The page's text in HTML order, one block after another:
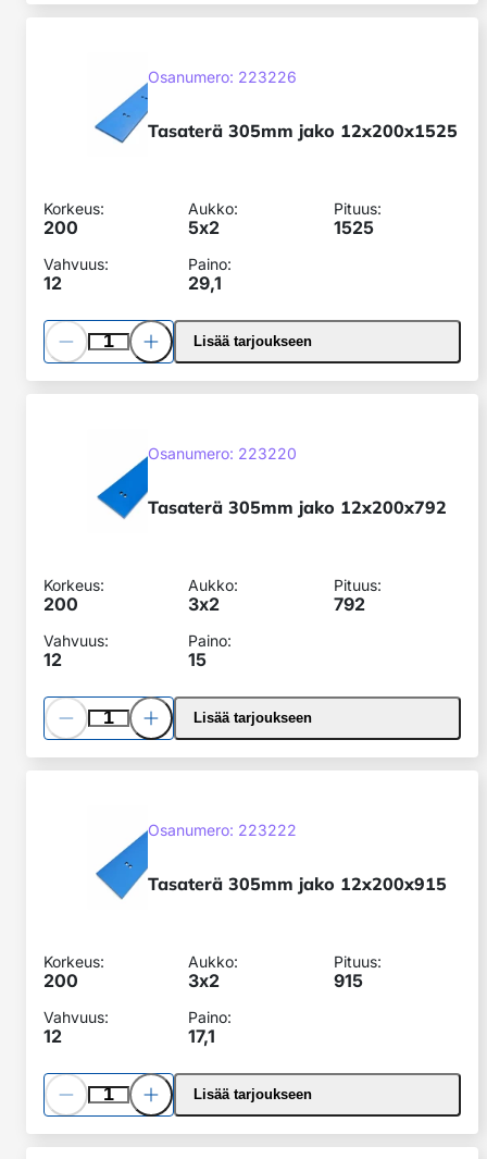
12x200x1525
SKU:
Osanumero: 223226
Tasaterä 305mm jako 12x200x1525
Korkeus:
200
Aukko:
5x2
Pituus:
1525
Vahvuus:
12
Paino:
29,1
Pienennä
määrää
Lisää
määrääLisää tarjoukseen
12x200x792
SKU:
Osanumero: 223220
Tasaterä 305mm jako 12x200x792
Korkeus:
200
Aukko:
3x2
Pituus:
792
Vahvuus:
12
Paino:
15
Pienennä
määrää
Lisää
määrääLisää tarjoukseen
12x200x915
SKU:
Osanumero: 223222
Tasaterä 305mm jako 12x200x915
Korkeus:
200
Aukko:
3x2
Pituus:
915
Vahvuus:
12
Paino:
17,1
Pienennä
määrää
Lisää
määrääLisää tarjoukseen